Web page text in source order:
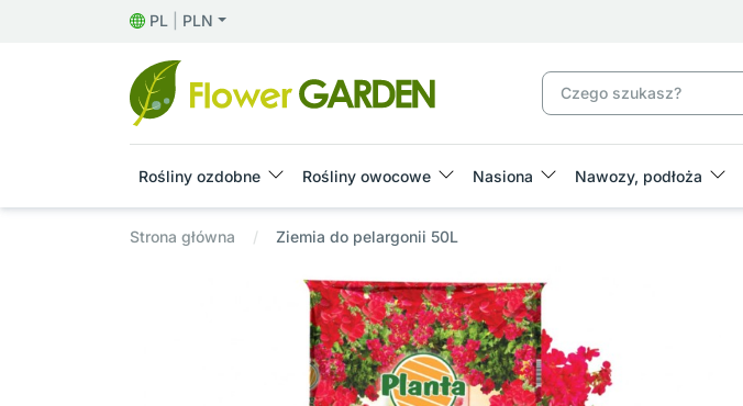
PL PLN
Rośliny ozdobne Rośliny owocowe Nasiona Nawozy, podłoża
Strona główna Ziemia do pelargonii 50L